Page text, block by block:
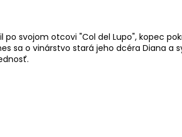
po svojom otcovi "Col del Lupo", kopec
sa o vinárstvo stará jeho dcéra Diana a